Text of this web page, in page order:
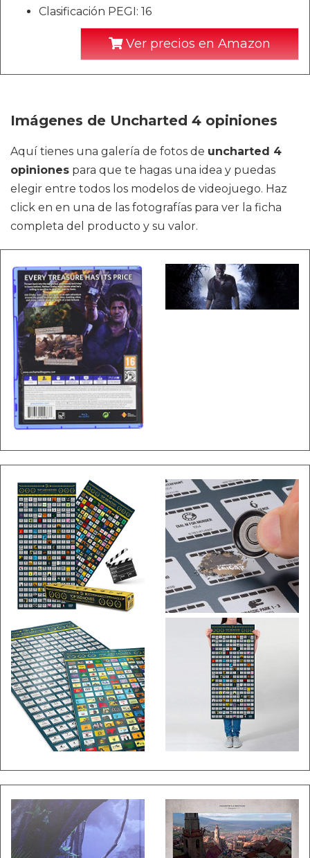
Clasificación PEGI: 16
Ver precios en Amazon
Imágenes de Uncharted 4 opiniones
Aquí tienes una galería de fotos de uncharted 4
opiniones para que te hagas una idea y puedas
elegir entre todos los modelos de videojuego. Haz
click en en una de las fotografías para ver la ficha
completa del producto y su valor.